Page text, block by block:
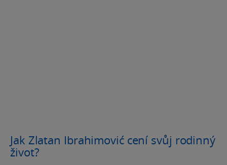
Jak Zlatan Ibrahimović cení svůj rodinný
život?